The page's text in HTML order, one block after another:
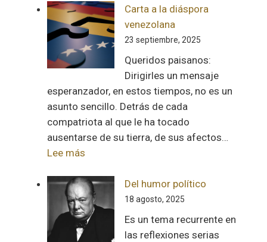
Carta a la diáspora
venezolana
23 septiembre, 2025
Queridos paisanos:
Dirigirles un mensaje
esperanzador, en estos tiempos, no es un
asunto sencillo. Detrás de cada
compatriota al que le ha tocado
ausentarse de su tierra, de sus afectos…
Lee más:
a
la
diáspora
venezolana
Del humor político
18 agosto, 2025
Es un tema recurrente en
las reflexiones serias